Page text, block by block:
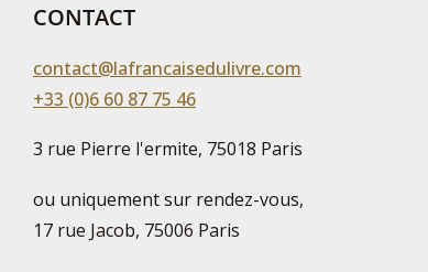
CONTACT
contact@lafrancaisedulivre.com
+33 (0)6 60 87 75 46
3 rue Pierre l'ermite, 75018 Paris
ou uniquement sur rendez-vous,
17 rue Jacob, 75006 Paris